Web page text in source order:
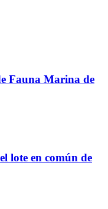
Fauna Marina de
lote en común de